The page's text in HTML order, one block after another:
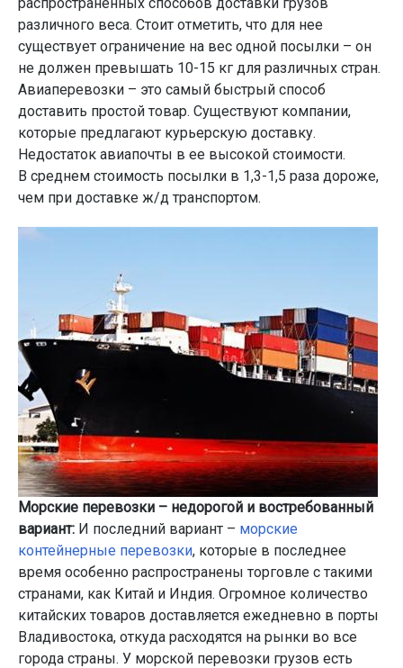
различного веса. Стоит отметить, что для нее
существует ограничение на вес одной посылки – он
не должен превышать 10-15 кг для различных стран.
Авиаперевозки – это самый быстрый способ
доставить простой товар. Существуют компании,
которые предлагают курьерскую доставку.
Недостаток авиапочты в ее высокой стоимости.
В среднем стоимость посылки в 1,3-1,5 раза дороже,
чем при доставке ж/д транспортом.
Морские перевозки – недорогой и востребованный
вариант: И последний вариант – морские
контейнерные перевозки, которые в последнее
время особенно распространены торговле с такими
странами, как Китай и Индия. Огромное количество
китайских товаров доставляется ежедневно в порты
Владивостока, откуда расходятся на рынки во все
города страны. У морской перевозки грузов есть